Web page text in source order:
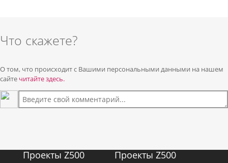
Что скажете?
О том, что происходит с Вашими персональными данными на нашем
сайте читайте здесь.
Проекты Z500 Проекты Z500